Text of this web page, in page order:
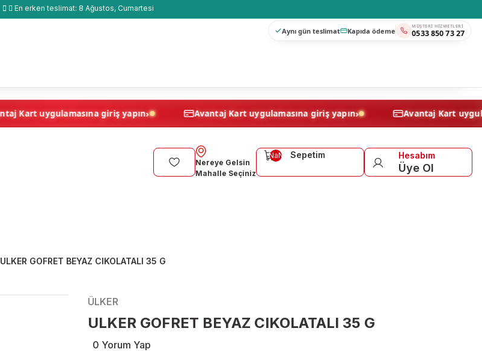
En erken teslimat: 8 Ağustos, Cumartesi
Aynı gün teslimat Kapıda ödeme MÜŞTERI HIZMETLERI
0533 850 73 27
Avantaj Kart uygulamasına giriş yapın Avantaj Kart uygulamasına giriş yapın Avantaj
Nereye Gelsin
Mahalle Seçiniz
Sepetim
NaN Hesabım
Üye Ol
ULKER GOFRET BEYAZ CIKOLATALI 35 G
ÜLKER
ULKER GOFRET BEYAZ CIKOLATALI 35 G
0 Yorum Yap